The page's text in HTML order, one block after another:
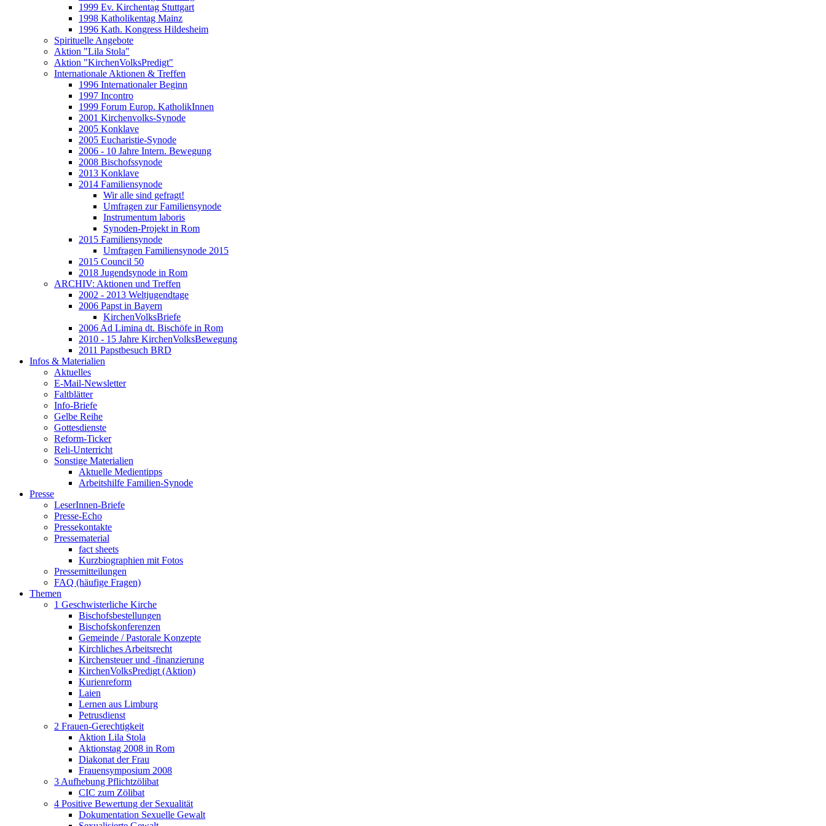
1999 Ev. Kirchentag Stuttgart
1998 Katholikentag Mainz
1996 Kath. Kongress Hildesheim
Spirituelle Angebote
Aktion "Lila Stola"
Aktion "KirchenVolksPredigt"
Internationale Aktionen & Treffen
1996 Internationaler Beginn
1997 Incontro
1999 Forum Europ. KatholikInnen
2001 Kirchenvolks-Synode
2005 Konklave
2005 Eucharistie-Synode
2006 - 10 Jahre Intern. Bewegung
2008 Bischofssynode
2013 Konklave
2014 Familiensynode
Wir alle sind gefragt!
Umfragen zur Familiensynode
Instrumentum laboris
Synoden-Projekt in Rom
2015 Familiensynode
Umfragen Familiensynode 2015
2015 Council 50
2018 Jugendsynode in Rom
ARCHIV: Aktionen und Treffen
2002 - 2013 Weltjugendtage
2006 Papst in Bayern
KirchenVolksBriefe
2006 Ad Limina dt. Bischöfe in Rom
2010 - 15 Jahre KirchenVolksBewegung
2011 Papstbesuch BRD
Infos & Materialien
Aktuelles
E-Mail-Newsletter
Faltblätter
Info-Briefe
Gelbe Reihe
Gottesdienste
Reform-Ticker
Reli-Unterricht
Sonstige Materialien
Aktuelle Medientipps
Arbeitshilfe Familien-Synode
Presse
LeserInnen-Briefe
Presse-Echo
Pressekontakte
Pressematerial
fact sheets
Kurzbiographien mit Fotos
Pressemitteilungen
FAQ (häufige Fragen)
Themen
1 Geschwisterliche Kirche
Bischofsbestellungen
Bischofskonferenzen
Gemeinde / Pastorale Konzepte
Kirchliches Arbeitsrecht
Kirchensteuer und -finanzierung
KirchenVolksPredigt (Aktion)
Kurienreform
Laien
Lernen aus Limburg
Petrusdienst
2 Frauen-Gerechtigkeit
Aktion Lila Stola
Aktionstag 2008 in Rom
Diakonat der Frau
Frauensymposium 2008
3 Aufhebung Pflichtzölibat
CIC zum Zölibat
4 Positive Bewertung der Sexualität
Dokumentation Sexuelle Gewalt